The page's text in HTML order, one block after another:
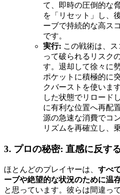
て、即時の圧倒的な
を「リセット」し、
ーブで持続的な高ス
です。
実行: この戦術は、
って破られるリスク
す。退却して徐々に
ポケットに積極的に
クバーストを使いま
した状態でリロード
に有利な位置へ再配
源の急速な消費でコ
リズムを再確立し、
3. プロの秘密: 直感に反す
ほとんどのプレイヤーは、 すべ
ーブや絶望的な状況のために温
と思っています。彼らは間違っ